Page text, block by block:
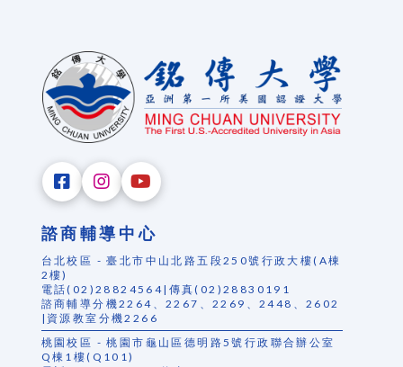
諮商輔導中心
台北校區 - 臺北市中山北路五段250號行政大樓(A棟
2樓)
電話(02)28824564|傳真(02)28830191
諮商輔導分機2264、2267、2269、2448、2602
|資源教室分機2266
桃園校區 - 桃園市龜山區德明路5號行政聯合辦公室
Q棟1樓(Q101)